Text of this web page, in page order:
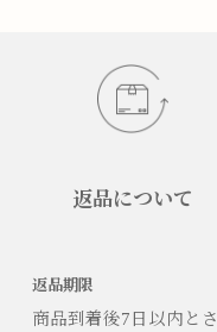
返品について
返品期限
商品到着後7日以内とさ